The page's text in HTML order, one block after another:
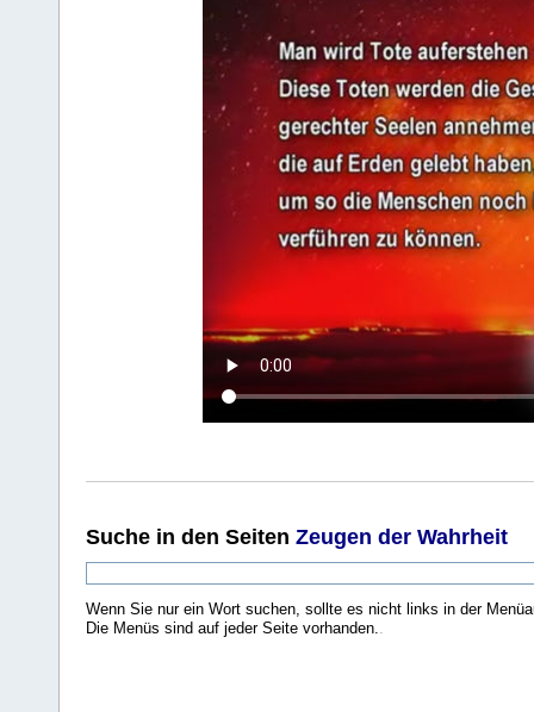
Suche in den Seiten Zeugen der Wahrheit
Wenn Sie nur ein Wort suchen, sollte es nicht links in der
Die Menüs sind auf jeder Seite vorhanden.